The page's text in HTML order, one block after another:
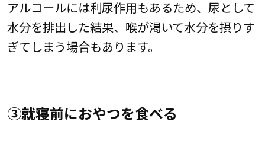
アルコールには利尿作用もあるため、尿として
水分を排出した結果、喉が渇いて水分を摂りす
ぎてしまう場合もあります。
③就寝前におやつを食べる